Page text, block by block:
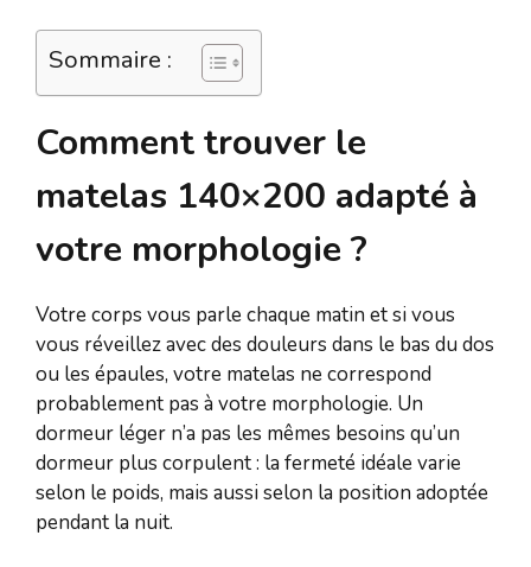
Sommaire :
Comment trouver le
matelas 140×200 adapté à
votre morphologie ?
Votre corps vous parle chaque matin et si vous
vous réveillez avec des douleurs dans le bas du dos
ou les épaules, votre matelas ne correspond
probablement pas à votre morphologie. Un
dormeur léger n’a pas les mêmes besoins qu’un
dormeur plus corpulent : la fermeté idéale varie
selon le poids, mais aussi selon la position adoptée
pendant la nuit.